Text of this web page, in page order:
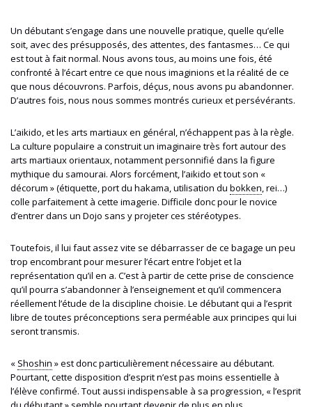
Un débutant s’engage dans une nouvelle pratique, quelle qu’elle
soit, avec des présupposés, des attentes, des fantasmes… Ce qui
est tout à faitnormal. Nous avons tous, au moins une fois, été
confronté à l’écart entre ce que nous imaginions et la réalité de ce
que nous découvrons. Parfois, déçus, nous avons pu abandonner.
D’autres fois, nous nous sommes montrés curieux et persévérants.
L’aikido, et les arts martiauxen général,n’échappent pas à la règle.
La culture populaire a construit un imaginaire très fort autour des
arts martiaux orientaux, notamment personnifié dans la figure
mythique du samourai. Alors forcément, l’aikido et tout son «
décorum » (étiquette, port du hakama, utilisation du bokken, rei…)
colle parfaitement à cette imagerie. Difficile donc pour le novice
d’entrer dans un Dojo sans y projeter ces stéréotypes.
Toutefois, il lui faut assez vite se débarrasser de ce bagage un peu
trop encombrant pour mesurer l’écart entre l’objet et la
représentation qu’il en a. C’est à partir de cette prise de conscience
qu’il pourra s’abandonner à l’enseignement et qu’il commencera
réellement l’étude de la discipline choisie. Le débutant qui a l’esprit
libre de toutes préconceptions sera perméable aux principes qui lui
seront transmis.
« Shoshin » est donc particulièrement nécessaire au débutant.
Pourtant, cette disposition d’esprit n’est pas moins essentielle à
l’élève confirmé. Tout aussi indispensable à sa progression, « l’esprit